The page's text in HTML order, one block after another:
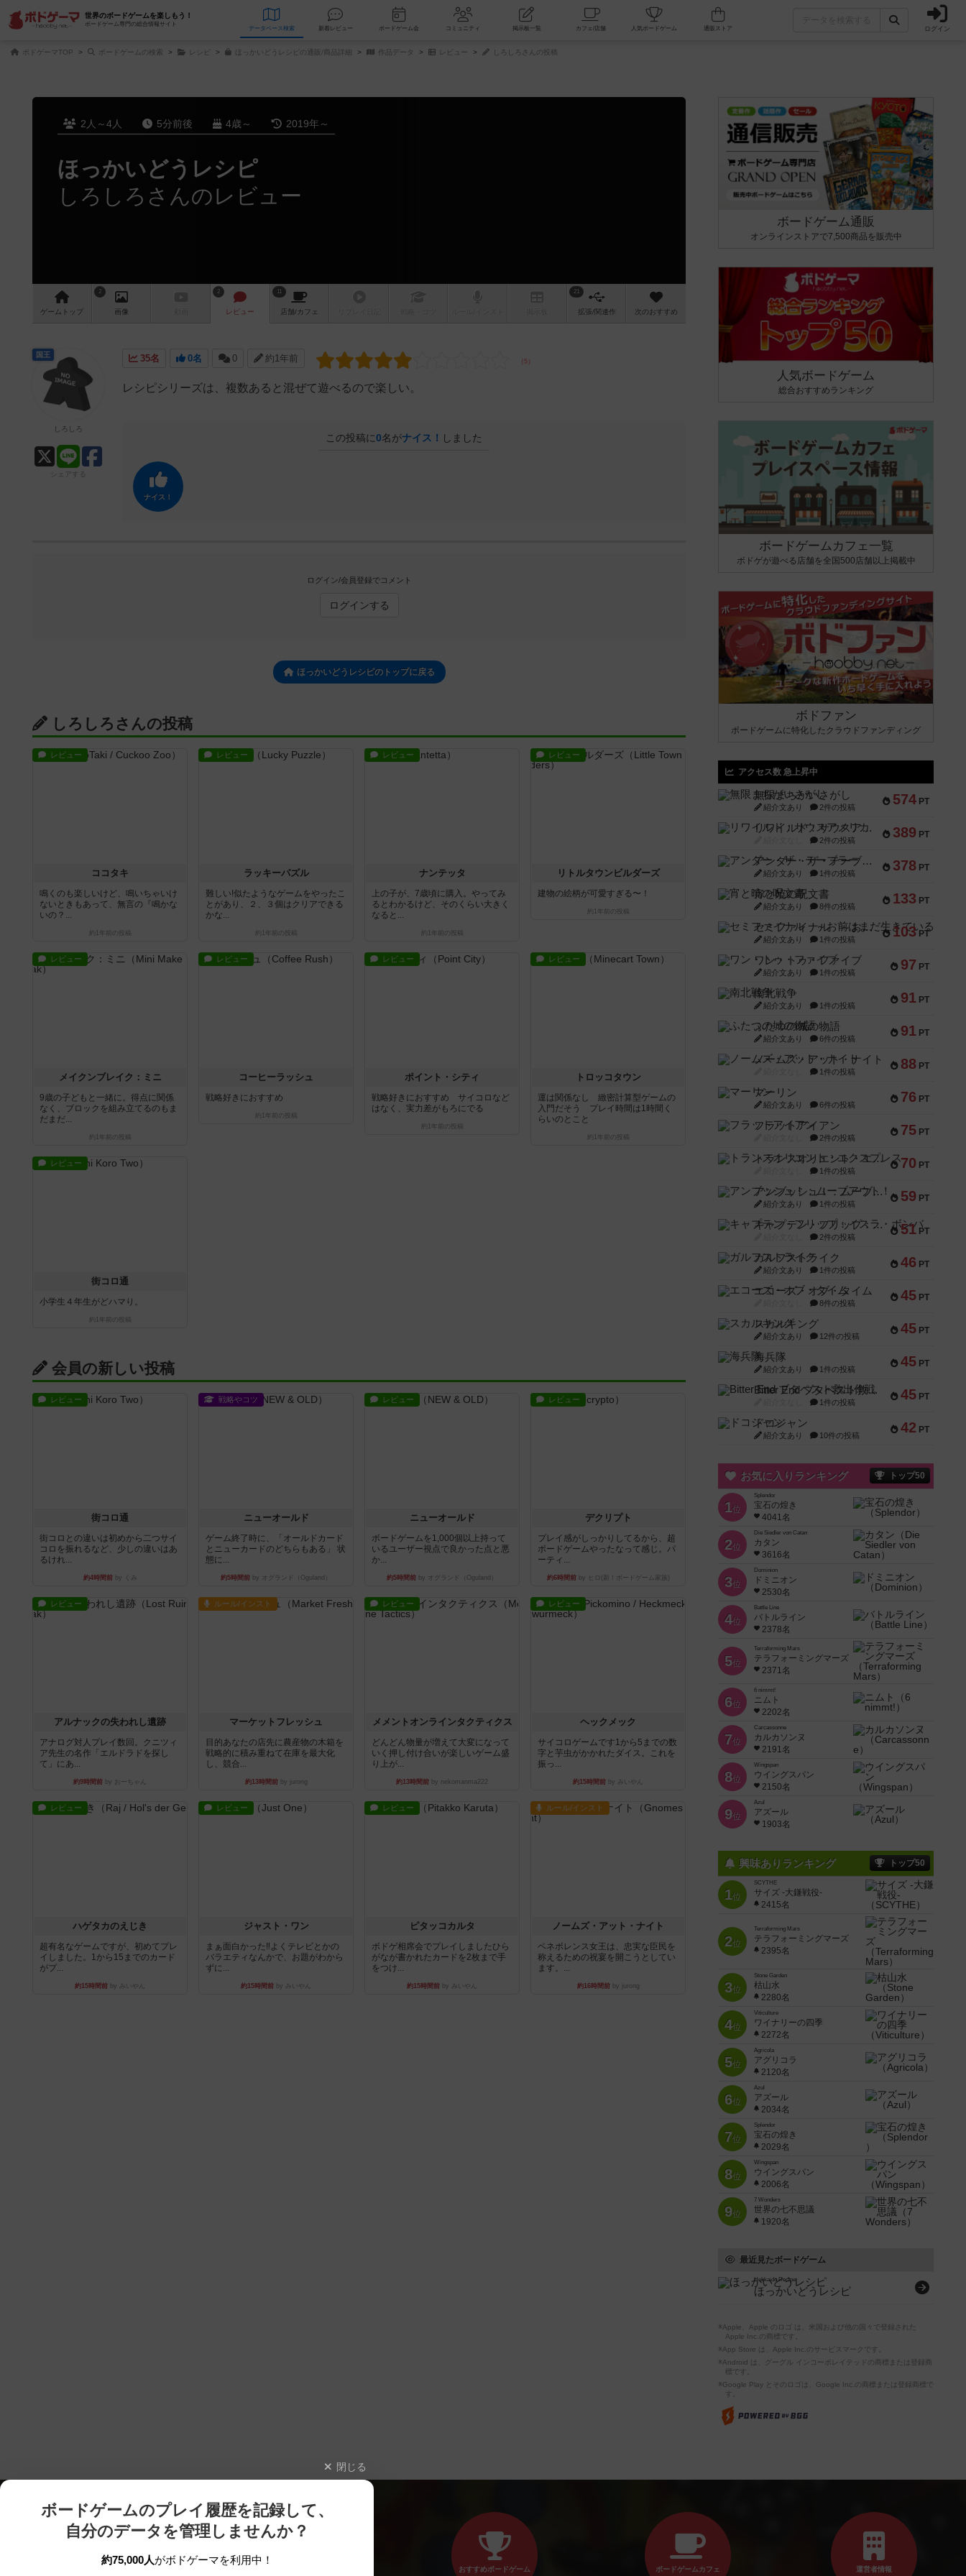
世界のボードゲームを楽しもう！
ボードゲーム専門の総合情報サイト
データベース 検索 新着レビュー ボードゲーム会 コミュニティ 掲示板一覧 カフェ/店舗 人気ボードゲーム ログイン
ボドゲーマTOP ボードゲームの検索 レシピ ほっかいどうレシピの通販/商品詳細 作品データ レビュー しろしろさんの投稿
2人～4人 5分前後 4歳～ 2019年～
ほっかいどうレシピ
しろしろさんのレビュー
ゲーム トップ
2
画像
2
レビュー
11
店舗/カフェ
21
拡張/関連作 次のおすすめ
35名 0名 0 約1年前
レシピシリーズは、複数あると混ぜて遊べるので楽しい。
この投稿に0名がナイス！ しました
ナイス！
国王
しろしろ
シェアする
ログイン/会員登録でコメント
ログインする
ほっかいどうレシピのトップに戻る
しろしろさんの投稿
レビュー
ココタキ
鳴くのも楽しいけど、鳴いちゃいけ
ないときもあって、無言の『鳴かな
いの？...
約1年前 の投稿
レビュー
ラッキーパズル
難しい!似たようなゲームをやったこ
とがあり、２、３個はクリアできる
かな...
約1年前 の投稿
レビュー
ナンテッタ
上の子が、7歳頃に購入。やってみ
るとわかるけど、そのくらい大きく
なると...
約1年前 の投稿
レビュー
リトルタウンビルダーズ
建物の絵柄が可愛すぎる〜！
約1年前 の投稿
レビュー
メイクンブレイク：ミニ
9歳の子どもと一緒に。得点に関係
なく、ブロックを組み立てるのもま
だまだ...
約1年前 の投稿
レビュー
コーヒーラッシュ
戦略好きにおすすめ
約1年前 の投稿
レビュー
ポイント・シティ
戦略好きにおすすめ サイコロなど
はなく、実力差がもろにでる
約1年前 の投稿
レビュー
トロッコタウン
運は関係なし 緻密計算型ゲームの
入門だそう プレイ時間は1時間く
らいのとこと
約1年前 の投稿
レビュー
街コロ通
小学生４年生がどハマり。
約1年前 の投稿
会員の新しい投稿
レビュー
街コロ通
街コロとの違いは初めから二つサイ
コロを振れるなど、少しの違いはあ
るけれ...
約4時間前by くみ
戦略やコツ
ニューオールド
ゲーム終了時に、「オールドカード
とニューカードのどちらもある」 状
態に...
約5時間前 by オグランド（Oguland）
レビュー
ニューオールド
ボードゲームを1,000個以上持って
いるユーザー視点で良かった点と悪
か...
約5時間前 by オグランド（Oguland）
レビュー
デクリプト
プレイ感がしっかりしてるから、超
ボードゲームやったなって感じ。パ
ーティ...
約6時間前by ヒロ(新！ボードゲーム家族)
レビュー
アルナックの失われし遺跡
アナログ対人プレイ数回。クニツィ
ア先生の名作「エルドラドを探し
て」にあ...
約9時間前 by おーちゃん
ルール/インスト
マーケットフレッシュ
目的あなたの店先に農産物の木箱を
戦略的に積み重ねて在庫を最大化
し、競合...
約13時間前by jurong
レビュー
メメントオンラインタクティクス
どんどん物量が増えて大変になって
いく押し付け合いが楽しいゲーム盛
り上が...
約13時間前 by nekomanma222
レビュー
ヘックメック
サイコロゲームです1から5までの数
字と芋虫がかかれたダイス。これを
振っ...
約15時間前 by みいやん
レビュー
ハゲタカのえじき
超有名なゲームですが、初めてプレ
イしました。1から15までのカード
がプ...
約15時間前 by みいやん
レビュー
ジャスト・ワン
まぁ面白かった‼️よくテレビとかの
バラエティなんかで、お題がわから
ずに...
約15時間前 by みいやん
レビュー
ピタッコカルタ
ボドゲ相席会でプレイしましたひら
がなが書かれたカードを2枚まで手
をつけ...
約15時間前 by みいやん
ルール/インスト
ノームズ・アット・ナイト
ベネボレンス女王は、忠実な臣民を
称えるための祝宴を開こうとしてい
ます。...
約16時間前by jurong
ボードゲーム通販
オンラインストアで7,500商品を販売中
人気ボードゲーム
総合おすすめランキング
ボードゲームカフェ一覧
ボドゲが遊べる店舗を全国500店舗以上掲載中
ボドファン
ボードゲームに特化したクラウドファンディング
アクセス数 急上昇中
574 PT
無限まちがいさがし
紹介文あり 2件の投稿
389 PT
リワイルド：サウスアメリカ
2件の投稿
378 PT
アンダー・ザ・テーブラー
紹介文あり 1件の投稿
133 PT
宵と暁の呪文書
紹介文あり 8件の投稿
103 PT
セミファイナル ～お前はまだ生きている～
紹介文あり 1件の投稿
97 PT
ワン・トゥ・ファイブ
紹介文あり 1件の投稿
91 PT
南北戦争
紹介文あり 1件の投稿
91 PT
ふたつの城の物語
紹介文あり 6件の投稿
88 PT
ノームズ・アット・ナイト
1件の投稿
76 PT
マーリン
紹介文あり 6件の投稿
75 PT
フラットアイアン
2件の投稿
70 PT
トランスオリエント・エクスプレス
1件の投稿
59 PT
アンブッシュ！：ムーブアウト！
紹介文あり 1件の投稿
51 PT
キャプテン・フリップ：イスラ・ボンバ
2件の投稿
46 PT
ガルフストライク
紹介文あり 1件の投稿
45 PT
エコーズ・オブ・タイム
8件の投稿
45 PT
スカルキング
紹介文あり 12件の投稿
45 PT
海兵隊
紹介文あり 1件の投稿
45 PT
Bitter End ブタペスト救出作戦
1件の投稿
42 PT
ドコジャン
紹介文あり 10件の投稿
お気に入りランキング トップ50
1位
Splendor
宝石の煌き
4041名
2位
Die Siedler von Catan
カタン
3616名
3位
Dominion
ドミニオン
2530名
4位
Battle Line
バトルライン
2378名
5位
Terraforming Mars
テラフォーミングマーズ
2371名
6位
6 nimmt!
ニムト
2202名
7位
Carcassonne
カルカソンヌ
2191名
8位
Wingspan
ウイングスパン
2150名
9位
Azul
アズール
1903名
興味ありランキング トップ50
1位
SCYTHE
サイズ -大鎌戦役-
2415名
2位
Terraforming Mars
テラフォーミングマーズ
2395名
3位
Stone Garden
枯山水
2280名
4位
Viticulture
ワイナリーの四季
2272名
5位
Agricola
アグリコラ
2120名
6位
Azul
アズール
2034名
7位
Splendor
宝石の煌き
2029名
8位
Wingspan
ウイングスパン
2006名
9位
7 Wonders
世界の七不思議
1920名
最近見たボードゲーム
Hokkaido Recipe
ほっかいどうレシピ
※Apple、Apple のロゴ は、米国および他の国々で登録された
Apple Inc.の商標です。
※App Store は、Apple Inc.のサービスマークです。
※Android は、グーグル インコーポレイテッドの商標または登録商
標です。
※Google Play とそのロゴは、Google Inc.の商標または登録商標で
す。
閉じる
ボードゲームのプレイ履歴を記録して、
自分のデータを管理しませんか？
約75,000人がボドゲーマを利用中！
おすすめボードゲーム ボードゲームカフェ 運営者情報